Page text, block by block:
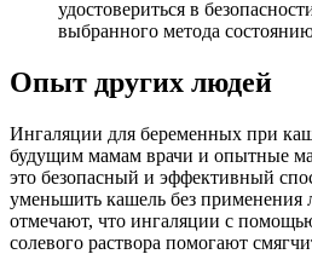
удостовериться в
выбранного метода
Опыт других людей
Ингаляции для беременных при
будущим мамам врачи и опытные
это безопасный и эффективный
уменьшить кашель без применения
отмечают, что ингаляции с
солевого раствора помогают